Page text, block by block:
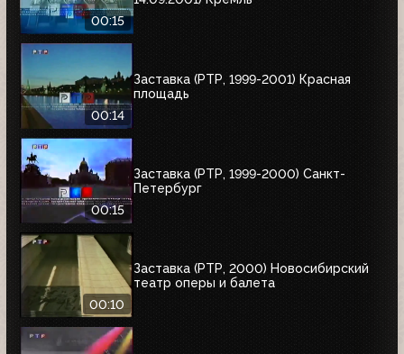
00:15
00:14
Заставка (РТР, 1999-2001) Красная
площадь
00:15
Заставка (РТР, 1999-2000) Санкт-
Петербург
00:10
Заставка (РТР, 2000) Новосибирский
театр оперы и балета